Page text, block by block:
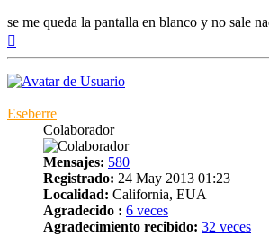
se me queda la pantalla en blanco y no sale
Eseberre
Colaborador
Mensajes: 580
Registrado: 24 May 2013 01:23
Localidad: California, EUA
Agradecido : 6 veces
Agradecimiento recibido: 32 veces